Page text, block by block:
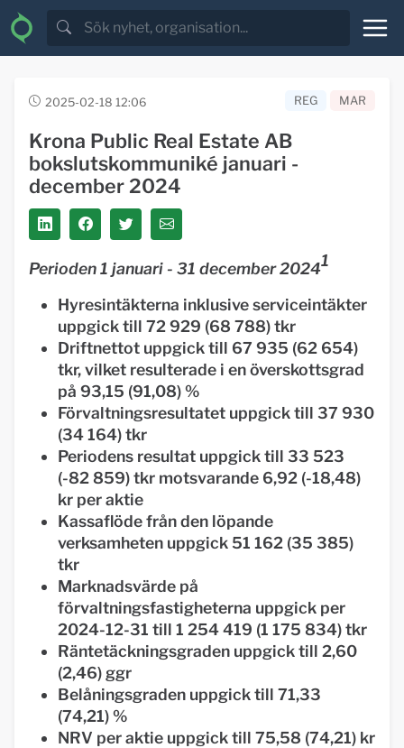
2025-02-18 12:06 REG MAR
Krona Public Real Estate AB
bokslutskommuniké januari -
december 2024
Perioden 1 januari - 31 december 20241
Hyresintäkterna inklusive serviceintäkter
uppgick till 72 929 (68 788) tkr
Driftnettot uppgick till 67 935 (62 654)
tkr, vilket resulterade i en överskottsgrad
på 93,15 (91,08) %
Förvaltningsresultatet uppgick till 37 930
(34 164) tkr
Periodens resultat uppgick till 33 523
(-82 859) tkr motsvarande 6,92 (-18,48)
kr per aktie
Kassaflöde från den löpande
verksamheten uppgick 51 162 (35 385)
tkr
Marknadsvärde på
förvaltningsfastigheterna uppgick per
2024-12-31 till 1 254 419 (1 175 834) tkr
Räntetäckningsgraden uppgick till 2,60
(2,46) ggr
Belåningsgraden uppgick till 71,33
(74,21) %
NRV per aktie uppgick till 75,58 (74,21) kr